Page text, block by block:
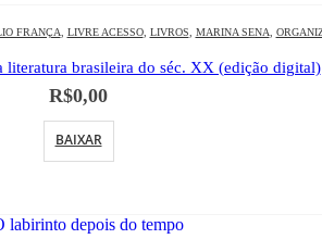
FRANÇA LIVRE ACESSO, LIVROS MARINA SENA
literatura brasileira do séc. XX (edição digital)
R$0,00
BAIXAR